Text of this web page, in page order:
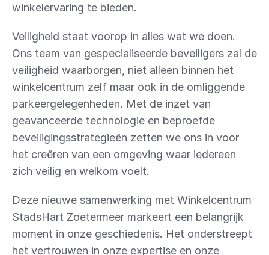
winkelervaring te bieden.
Veiligheid staat voorop in alles wat we doen.
Ons team van gespecialiseerde beveiligers zal de
veiligheid waarborgen, niet alleen binnen het
winkelcentrum zelf maar ook in de omliggende
parkeergelegenheden. Met de inzet van
geavanceerde technologie en beproefde
beveiligingsstrategieën zetten we ons in voor
het creëren van een omgeving waar iedereen
zich veilig en welkom voelt.
Deze nieuwe samenwerking met Winkelcentrum
StadsHart Zoetermeer markeert een belangrijk
moment in onze geschiedenis. Het onderstreept
het vertrouwen in onze expertise en onze